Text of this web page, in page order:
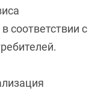
соответствии с